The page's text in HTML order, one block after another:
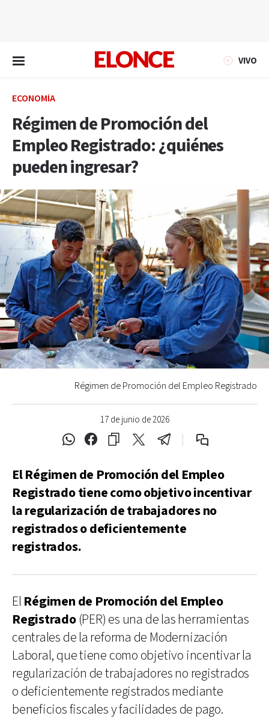
VIVO
ECONOMÍA
Régimen de Promoción del
Empleo Registrado: ¿quiénes
pueden ingresar?
17 de junio de 2026
Régimen de Promoción del Empleo Registrado
El Régimen de Promoción del Empleo
Registrado tiene como objetivo incentivar
la regularización de trabajadores no
registrados o deficientemente
registrados.
El Régimen de Promoción del Empleo
Registrado(PER) es una de las herramientas
centrales de la reforma de Modernización
Laboral, que tiene como objetivo incentivar la
regularización de trabajadores no registrados
o deficientemente registrados mediante
beneficios fiscales y facilidades de pago.